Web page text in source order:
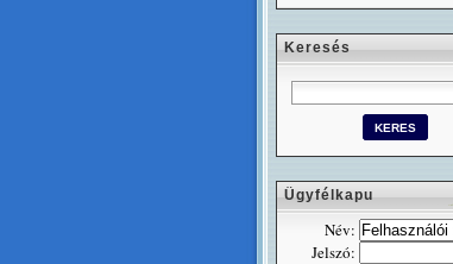
Keresés
Ügyfélkapu
Név:
Jelszó: